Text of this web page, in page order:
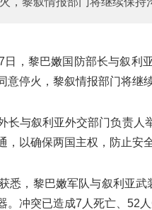
日，黎巴嫩国防部长与叙利
意停火，黎叙情报部门将继
长与叙利亚外交部门负责人
，以确保两国主权，防止安
悉，黎巴嫩军队与叙利亚
。冲突已造成7人死亡、52人